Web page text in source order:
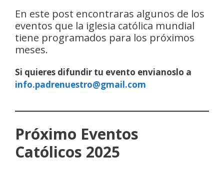
En este post encontraras algunos de los
eventos que la iglesia católica mundial
tiene programados para los próximos
meses.
Si quieres difundir tu evento envianoslo a
info.padrenuestro@gmail.com
Próximo Eventos
Católicos 2025